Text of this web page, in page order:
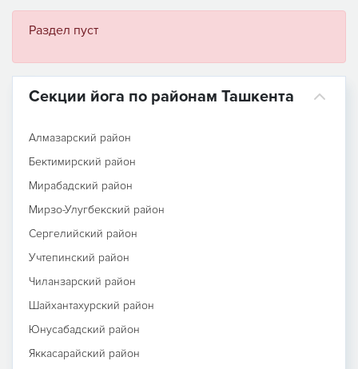
Раздел пуст
Секции йога по районам Ташкента
Алмазарский район
Бектимирский район
Мирабадский район
Мирзо-Улугбекский район
Сергелийский район
Учтепинский район
Чиланзарский район
Шайхантахурский район
Юнусабадский район
Яккасарайский район